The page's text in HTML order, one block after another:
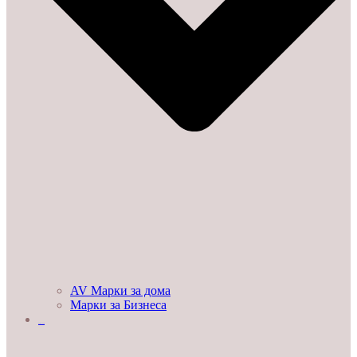
AV Марки за дома
Марки за Бизнеса